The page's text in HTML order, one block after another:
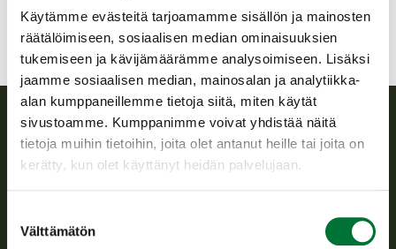
Käytämme evästeitä tarjoamamme sisällön ja mainosten
räätälöimiseen, sosiaalisen median ominaisuuksien
tukemiseen ja kävijämäärämme analysoimiseen. Lisäksi
jaamme sosiaalisen median, mainosalan ja analytiikka-
alan kumppaneillemme tietoja siitä, miten käytät
sivustoamme. Kumppanimme voivat yhdistää näitä
tietoja muihin tietoihin, joita olet antanut heille tai joita on
kerätty, kun olet käyttänyt heidän palvelujaan.
valinta
Välttämätön
Suomen riistakeskus
toimeenpanosta sekä vastaa sille säädetyistä julkisista